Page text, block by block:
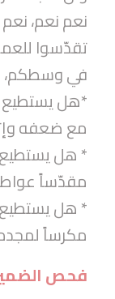
نعم نعم، نعم
تقدّسوا
في
*هل يستطيع
مع ضعفه
* هل
مقدّساً
* هل يستطيع
مكرساً
فحص